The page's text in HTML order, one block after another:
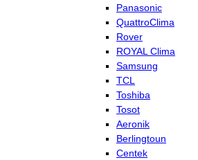
Panasonic
QuattroClima
Rover
ROYAL Clima
Samsung
TCL
Toshiba
Tosot
Aeronik
Berlingtoun
Centek